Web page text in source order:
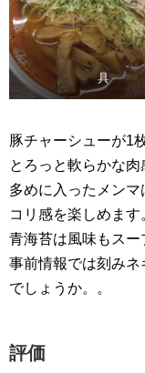
具
豚チャーシューが1
とろっと軟らかな肉
多めに入ったメン
コリ感を楽しめます
青海苔は風味もスー
事前情報では刻み
でしょうか。。
評価